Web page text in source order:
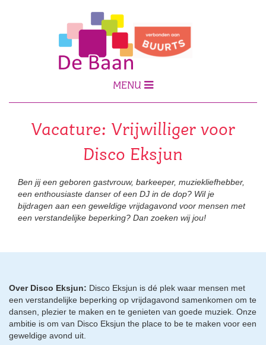
MENU
Vacature: Vrijwilliger voor
Disco Eksjun
Ben jij een geboren gastvrouw, barkeeper, muziekliefhebber,
een enthousiaste danser of een DJ in de dop? Wil je
bijdragen aan een geweldige vrijdagavond voor mensen met
een verstandelijke beperking? Dan zoeken wij jou!
Over Disco Eksjun: Disco Eksjun is dé plek waar mensen met
een verstandelijke beperking op vrijdagavond samenkomen om te
dansen, plezier te maken en te genieten van goede muziek. Onze
ambitie is om van Disco Eksjun the place to be te maken voor een
geweldige avond uit.